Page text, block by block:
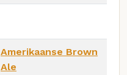
Amerikaanse Brown
Ale